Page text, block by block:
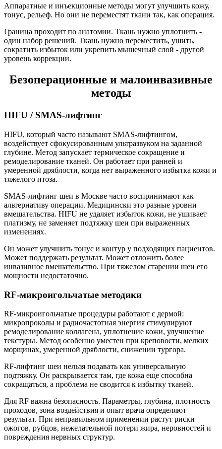
Аппаратные и инъекционные методы могут улучшить кожу,
тонус, рельеф. Но они не переместят ткани так, как операция.
Граница проходит по анатомии. Ткань нужно уплотнить -
один набор решений. Ткань нужно переместить, ушить,
сократить избыток или укрепить мышечный слой - другой
уровень коррекции.
Безоперационные и малоинвазивные
методы
HIFU / SMAS-лифтинг
HIFU, который часто называют SMAS-лифтингом,
воздействует сфокусированным ультразвуком на заданной
глубине. Метод запускает термическое сокращение и
ремоделирование тканей. Он работает при ранней и
умеренной дряблости, когда нет выраженного избытка кожи и
тяжелого птоза.
SMAS-лифтинг шеи в Москве часто воспринимают как
альтернативу операции. Медицински это разные уровни
вмешательства. HIFU не удаляет избыток кожи, не ушивает
платизму, не заменяет подтяжку шеи при выраженных
изменениях.
Он может улучшить тонус и контур у подходящих пациентов.
Может поддержать результат. Может отложить более
инвазивное вмешательство. При тяжелом старении шеи его
мощности недостаточно.
RF-микроигольчатые методики
RF-микроигольчатые процедуры работают с дермой:
микропроколы и радиочастотная энергия стимулируют
ремоделирование коллагена, уплотнение кожи, улучшение
текстуры. Метод особенно уместен при креповости, мелких
морщинах, умеренной дряблости, снижении тургора.
RF-лифтинг шеи нельзя подавать как универсальную
подтяжку. Он раскрывается там, где кожа еще способна
сокращаться, а проблема не сводится к избытку тканей.
Для RF важна безопасность. Параметры, глубина, плотность
проходов, зона воздействия и опыт врача определяют
результат. При неправильном применении растут риски
ожогов, рубцов, нежелательной потери жира, неровностей и
повреждения нервных структур.